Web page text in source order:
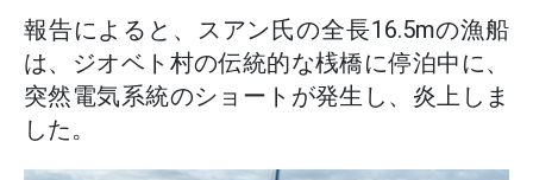
報告によると、スアン氏の全長16.5mの漁船
は、ジオベト村の伝統的な桟橋に停泊中に、
突然電気系統のショートが発生し、炎上しま
した。